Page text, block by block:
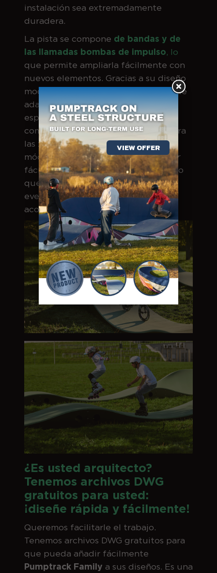
instalación sea extremadamente
duradera.
La pista se compone de bandas y de
las llamadas bombas de impulso, lo
que permite ampliarla fácilmente con
nuevos elementos. Gracias a su diseño
modular, la pista de pumptrack puede
adaptarse fácilmente a cualquier
espacio, lo que la convierte en un
complemento flexible y atractivo para
las zonas recreativas urbanas. Los
módulos también permitentrasladar
fácilmente la pistaa otro lugar, por lo
que puede utilizarse para diversos
eventos, como festivales, talleres o
acontecimientos deportivos.
¿Es usted arquitecto?
Tenemos archivos DWG
gratuitos para usted:
¡diseñe rápida y fácilmente!
Queremos facilitarle el trabajo.
Tenemos archivos DWG gratuitos para
que pueda añadir fácilmente
Pumptrack Family a sus diseños. Es una
VIEW OFFER